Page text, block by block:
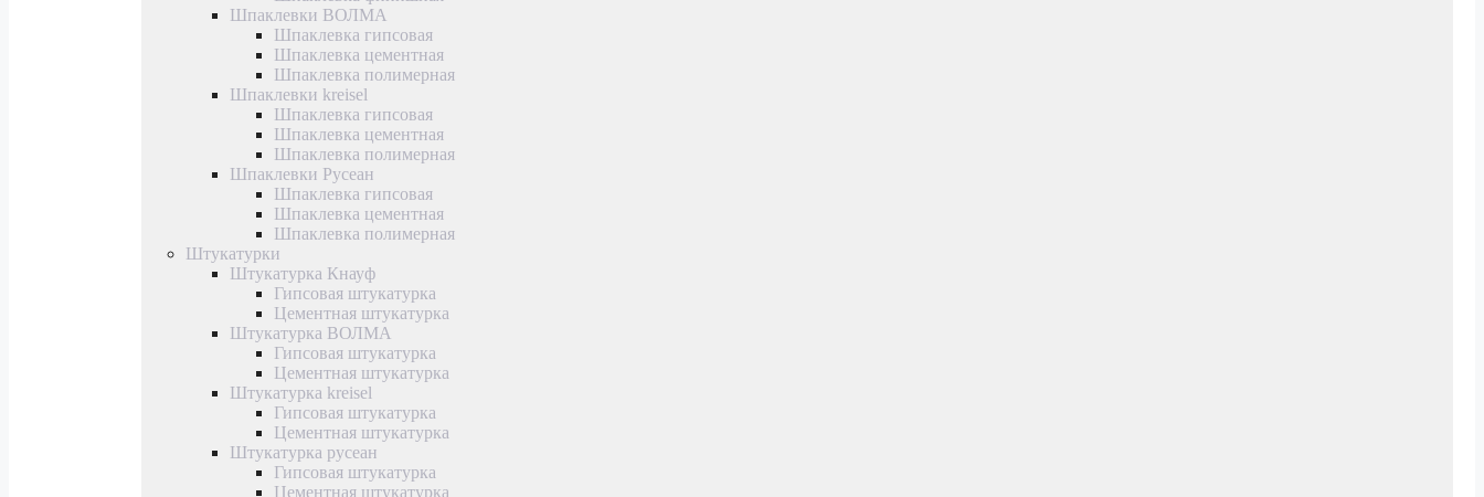
Шпаклевки ВОЛМА
Шпаклевка гипсовая
Шпаклевка цементная
Шпаклевка полимерная
Шпаклевки kreisel
Шпаклевка гипсовая
Шпаклевка цементная
Шпаклевка полимерная
Шпаклевки Русеан
Шпаклевка гипсовая
Шпаклевка цементная
Шпаклевка полимерная
Штукатурки
Штукатурка Кнауф
Гипсовая штукатурка
Цементная штукатурка
Штукатурка ВОЛМА
Гипсовая штукатурка
Цементная штукатурка
Штукатурка kreisel
Гипсовая штукатурка
Цементная штукатурка
Штукатурка русеан
Гипсовая штукатурка
Цементная штукатурка